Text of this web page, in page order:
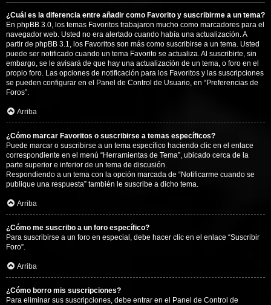
¿Cuál es la diferencia entre añadir como Favorito y suscribirme a un tema?
En phpBB 3.0, los temas Favoritos trabajaron mucho como marcadores para el
navegador web. Usted no era alertado cuando había una actualización. A
partir de phpBB 3.1, los Favoritos son más como suscribirse a un tema. Usted
puede ser notificado cuando un tema Favorito se actualiza. Al suscribirte, sin
embargo, se le avisará de que hay una actualización de un tema, o foro en el
propio foro. Las opciones de notificación para los Favoritos y las suscripciones
se pueden configurar en el Panel de Control de Usuario, en “Preferencias de
Foros”.
Arriba
¿Cómo marcar Favoritos o suscribirse a temas específicos?
Puede marcar o suscribirse a un tema específico haciendo clic en el enlace
correspondiente en el menú “Herramientas de Tema”, ubicado cerca de la
parte superior e inferior de un tema de discusión.
Respondiendo a un tema con la opción marcada de “Notificarme cuando se
publique una respuesta” también le suscribe a dicho tema.
Arriba
¿Cómo me suscribo a un foro específico?
Para suscribirse a un foro en especial, debe hacer clic en el enlace “Suscribir
Foro”.
Arriba
¿Cómo borro mis suscripciones?
Para eliminar sus suscripciones, debe entrar en el Panel de Control de